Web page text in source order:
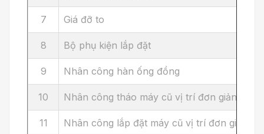
7 Giá đỡ to
8 Bộ phụ kiện lắp đặt
9 Nhân công hàn ống đồng
10 Nhân công tháo máy cũ vị trí đơn giản
11 Nhân công lắp đặt máy cũ vị trí đơn giản